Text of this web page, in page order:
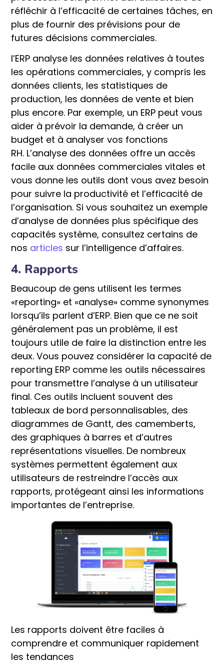
réfléchir à l’efficacité de certaines tâches, en
plus de fournir des prévisions pour de
futures décisions commerciales.
l’ERP analyse les données relatives à toutes
les opérations commerciales, y compris les
données clients, les statistiques de
production, les données de vente et bien
plus encore. Par exemple, un ERP peut vous
aider à prévoir la demande, à créer un
budget et à analyser vos fonctions
RH. L’analyse des données offre un accès
facile aux données commerciales vitales et
vous donne les outils dont vous avez besoin
pour suivre la productivité et l’efficacité de
l’organisation. Si vous souhaitez un exemple
d’analyse de données plus spécifique des
capacités système, consultez certains de
nos articles sur l’intelligence d’affaires.
4. Rapports
Beaucoup de gens utilisent les termes
«reporting» et «analyse» comme synonymes
lorsqu’ils parlent d’ERP. Bien que ce ne soit
généralement pas un problème, il est
toujours utile de faire la distinction entre les
deux. Vous pouvez considérer la capacité de
reporting ERP comme les outils nécessaires
pour transmettre l’analyse à un utilisateur
final. Ces outils incluent souvent des
tableaux de bord personnalisables, des
diagrammes de Gantt, des camemberts,
des graphiques à barres et d’autres
représentations visuelles. De nombreux
systèmes permettent également aux
utilisateurs de restreindre l’accès aux
rapports, protégeant ainsi les informations
importantes de l’entreprise.
Les rapports doivent être faciles à
comprendre et communiquer rapidement
les tendances